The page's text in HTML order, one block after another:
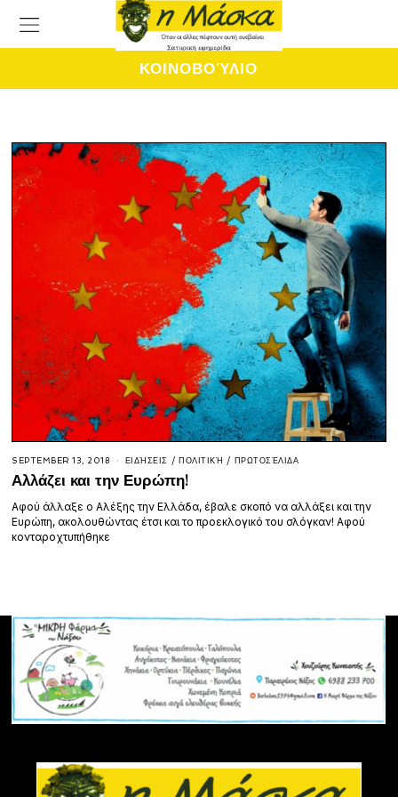
ΚΟΙΝΟΒΟΎΛΙΟ
SEPTEMBER 13, 2018 ΕΙΔΉΣΕΙΣ / ΠΟΛΙΤΙΚΉ / ΠΡΩΤΟΣΈΛΙΔΑ
Αλλάζει και την Ευρώπη!
Αφού άλλαξε ο Αλέξης την Ελλάδα, έβαλε σκοπό να αλλάξει και την
Ευρώπη, ακολουθώντας έτσι και το προεκλογικό του σλόγκαν! Αφού
κονταροχτυπήθηκε